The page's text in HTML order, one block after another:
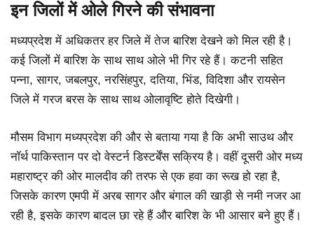
इन जिलों में ओले गिरने की संभावना
मध्यप्रदेश में अधिकतर हर जिले में तेज बारिश देखने को मिल रही है।
कई जिलों में बारिश के साथ साथ ओले भी गिर रहे हैं। कटनी सहित
पन्ना, सागर, जबलपुर, नरसिंहपुर, दतिया, भिंड, विदिशा और रायसेन
जिले में गरज बरस के साथ साथ ओलावृष्टि होते दिखेगी।
मौसम विभाग मध्यप्रदेश की और से बताया गया है कि अभी साउथ और
नॉर्थ पाकिस्तान पर दो वेस्टर्न डिस्टर्बेंस सक्रिय है। वहीं दूसरी ओर मध्य
महाराष्ट्र की ओर मालदीव की तरफ से एक हवा का रूख हो रहा है,
जिसके कारण एमपी में अरब सागर और बंगाल की खाड़ी से नमी नजर आ
रही है, इसके कारण बादल छा रहे हैं और बारिश के भी आसार बने हुए हैं।